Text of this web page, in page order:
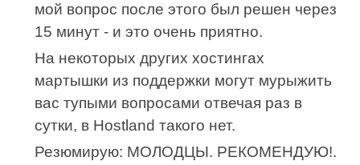
мой вопрос после этого был решен через
15 минут - и это очень приятно.
На некоторых других хостингах
мартышки из поддержки могут мурыжить
вас тупыми вопросами отвечая раз в
сутки, в Hostland такого нет.
Резюмирую: МОЛОДЦЫ. РЕКОМЕНДУЮ!.